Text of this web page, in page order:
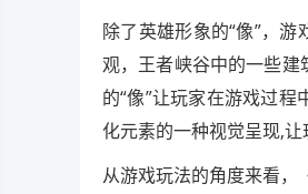
除了英雄形象的“像”，
观，王者峡谷中的一些
的“像”让玩家在游戏过
化元素的一种视觉呈现,
从游戏玩法的角度来看，